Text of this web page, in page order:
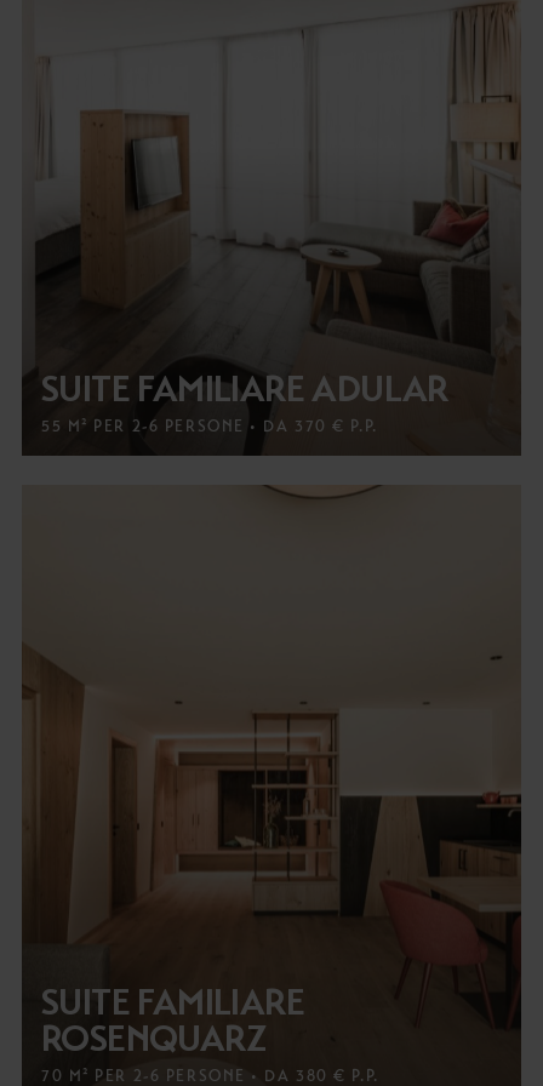
SUITE FAMILIARE ADULAR
55 M² PER 2-6 PERSONE • DA 370 € P.P.
SUITE FAMILIARE
ROSENQUARZ
70 M² PER 2-6 PERSONE • DA 380 € P.P.